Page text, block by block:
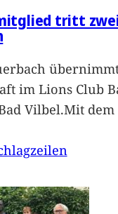
tritt
im Lions Club
Vilbel.Mit dem